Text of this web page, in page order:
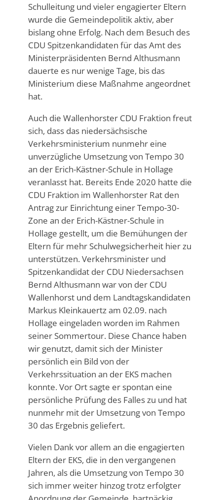
Schulleitung und vieler engagierter Eltern
wurde die Gemeindepolitik aktiv, aber
bislang ohne Erfolg. Nach dem Besuch des
CDU Spitzenkandidaten für das Amt des
Ministerpräsidenten Bernd Althusmann
dauerte es nur wenige Tage, bis das
Ministerium diese Maßnahme angeordnet
hat.
Auch die Wallenhorster CDU Fraktion freut
sich, dass das niedersächsische
Verkehrsministerium nunmehr eine
unverzügliche Umsetzung von Tempo 30
an der Erich-Kästner-Schule in Hollage
veranlasst hat. Bereits Ende 2020 hatte die
CDU Fraktion im Wallenhorster Rat den
Antrag zur Einrichtung einer Tempo-30-
Zone an der Erich-Kästner-Schule in
Hollage gestellt, um die Bemühungen der
Eltern für mehr Schulwegsicherheit hier zu
unterstützen. Verkehrsminister und
Spitzenkandidat der CDU Niedersachsen
Bernd Althusmann war von der CDU
Wallenhorst und dem Landtagskandidaten
Markus Kleinkauertz am 02.09. nach
Hollage eingeladen worden im Rahmen
seiner Sommertour. Diese Chance haben
wir genutzt, damit sich der Minister
persönlich ein Bild von der
Verkehrssituation an der EKS machen
konnte. Vor Ort sagte er spontan eine
persönliche Prüfung des Falles zu und hat
nunmehr mit der Umsetzung von Tempo
30 das Ergebnis geliefert.
Vielen Dank vor allem an die engagierten
Eltern der EKS, die in den vergangenen
Jahren, als die Umsetzung von Tempo 30
sich immer weiter hinzog trotz erfolgter